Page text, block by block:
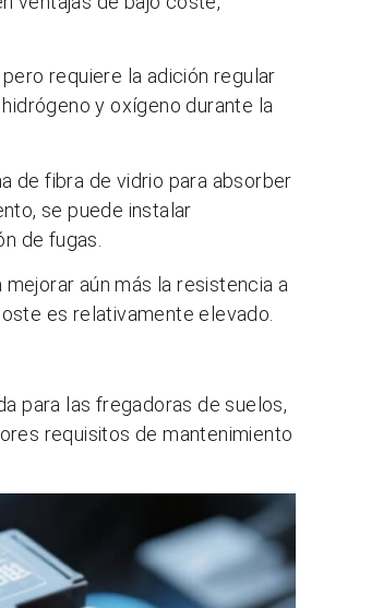
requiere la adición regular
y oxígeno durante la
de fibra de vidrio para absorber
se puede instalar
de fugas.
aún más la resistencia a
es relativamente elevado.
para las fregadoras de suelos,
requisitos de mantenimiento